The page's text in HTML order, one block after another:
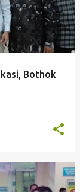
Bothok